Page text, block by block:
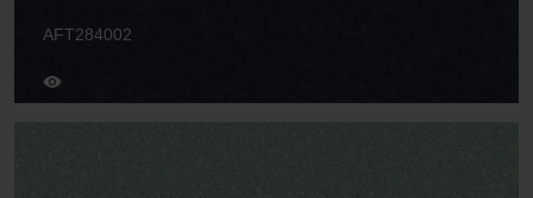
AFT284002